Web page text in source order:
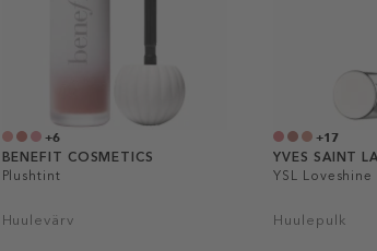
+6
BENEFIT COSMETICS
Plushtint
Huulevärv
+17
YVES SAINT
YSL Loveshine
Huulepulk